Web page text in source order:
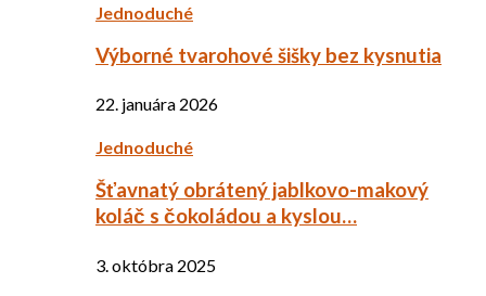
Jednoduché
Výborné tvarohové šišky bez kysnutia
22. januára 2026
Jednoduché
Šťavnatý obrátený jablkovo-makový
koláč s čokoládou a kyslou…
3. októbra 2025